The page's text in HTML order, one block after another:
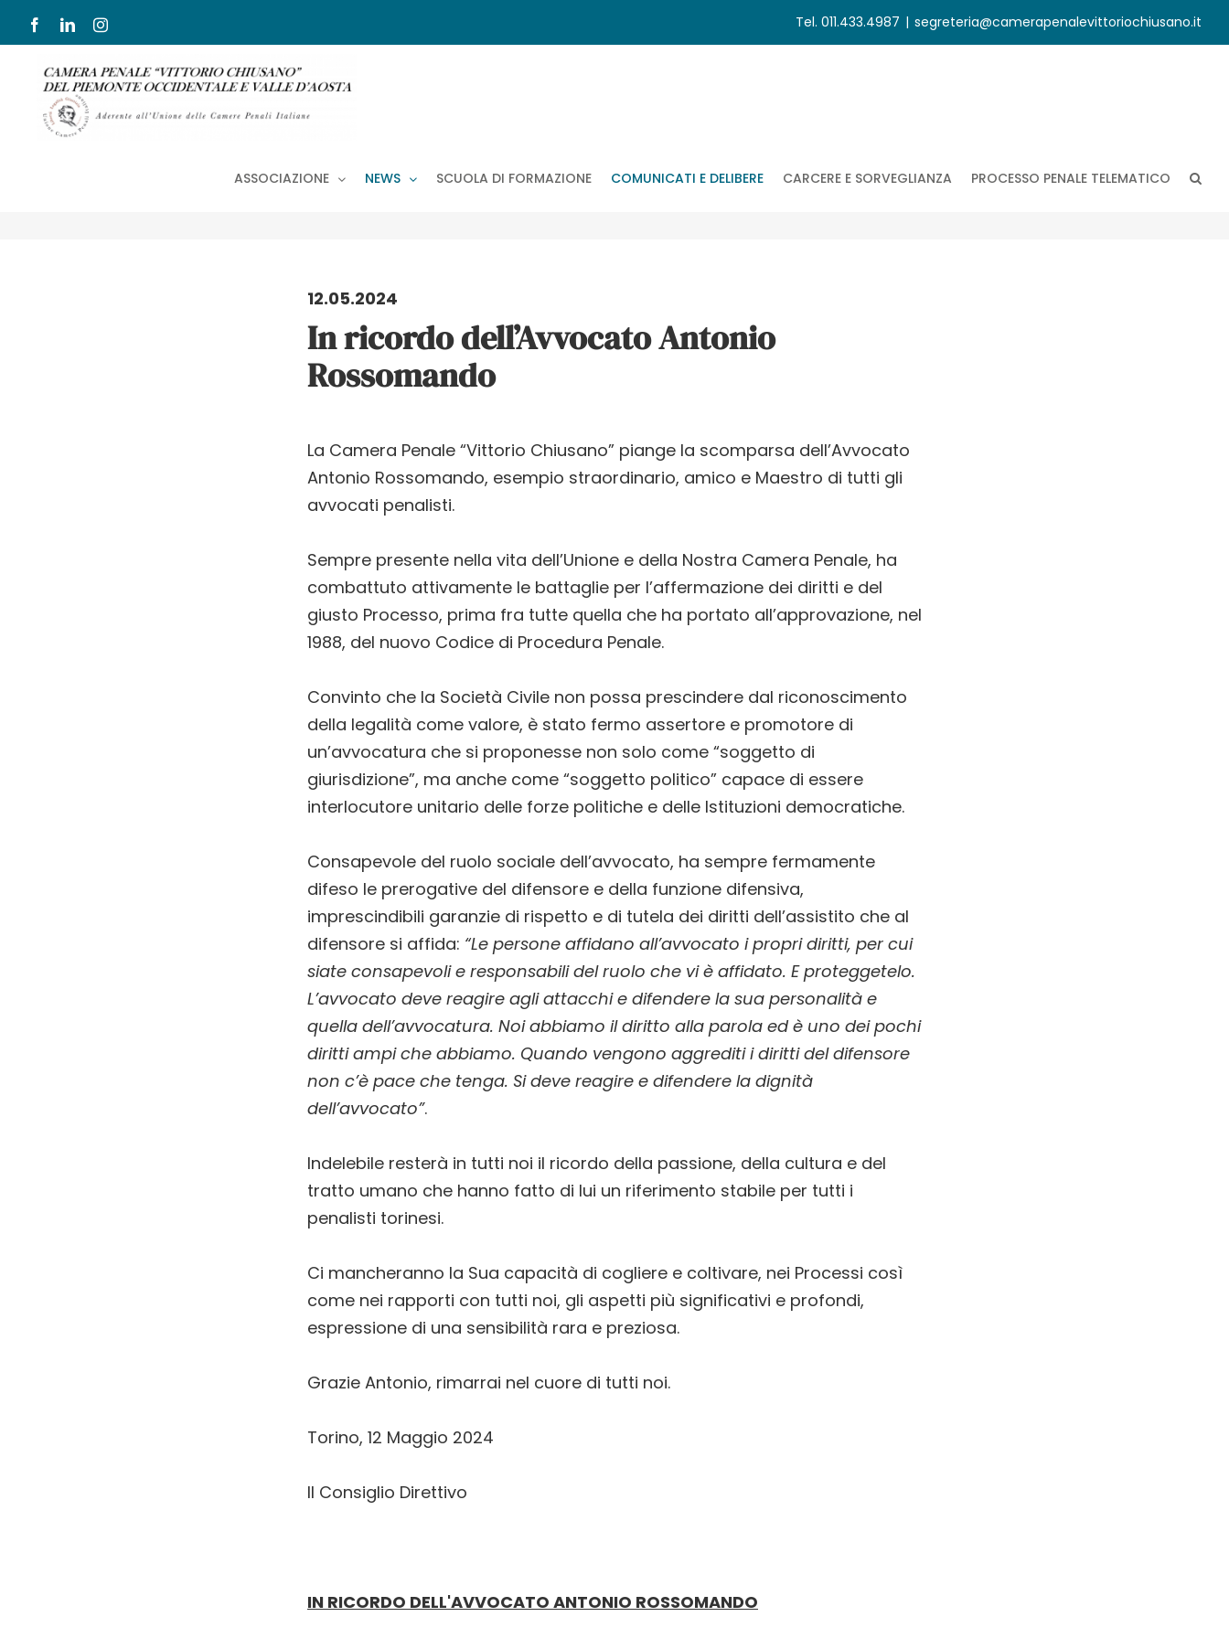
Salta
al
contenuto
FacebookLinkedInInstagram Tel. 011.433.4987 | segreteria@camerapenalevittoriochiusano.it
ASSOCIAZIONE NEWS SCUOLA DI FORMAZIONE COMUNICATI E DELIBERE CARCERE E SORVEGLIANZA PROCESSO PENALE TELEMATICO
12.05.2024
In ricordo dell’Avvocato Antonio
Rossomando
La Camera Penale “Vittorio Chiusano” piange la scomparsa dell’Avvocato
Antonio Rossomando, esempio straordinario, amico e Maestro di tutti gli
avvocati penalisti.
Sempre presente nella vita dell’Unione e della Nostra Camera Penale, ha
combattuto attivamente le battaglie per l’affermazione dei diritti e del
giusto Processo, prima fra tutte quella che ha portato all’approvazione, nel
1988, del nuovo Codice di Procedura Penale.
Convinto che la Società Civile non possa prescindere dal riconoscimento
della legalità come valore, è stato fermo assertore e promotore di
un’avvocatura che si proponesse non solo come “soggetto di
giurisdizione”, ma anche come “soggetto politico” capace di essere
interlocutore unitario delle forze politiche e delle Istituzioni democratiche.
Consapevole del ruolo sociale dell’avvocato, ha sempre fermamente
difeso le prerogative del difensore e della funzione difensiva,
imprescindibili garanzie di rispetto e di tutela dei diritti dell’assistito che al
difensore si affida: “Le persone affidano all’avvocato i propri diritti, per cui
siate consapevoli e responsabili del ruolo che vi è affidato. E proteggetelo.
L’avvocato deve reagire agli attacchi e difendere la sua personalità e
quella dell’avvocatura. Noi abbiamo il diritto alla parola ed è uno dei pochi
diritti ampi che abbiamo. Quando vengono aggrediti i diritti del difensore
non c’è pace che tenga. Si deve reagire e difendere la dignità
dell’avvocato”.
Indelebile resterà in tutti noi il ricordo della passione, della cultura e del
tratto umano che hanno fatto di lui un riferimento stabile per tutti i
penalisti torinesi.
Ci mancheranno la Sua capacità di cogliere e coltivare, nei Processi così
come nei rapporti con tutti noi, gli aspetti più significativi e profondi,
espressione di una sensibilità rara e preziosa.
Grazie Antonio, rimarrai nel cuore di tutti noi.
Torino, 12 Maggio 2024
Il Consiglio Direttivo
IN RICORDO DELL'AVVOCATO ANTONIO ROSSOMANDO